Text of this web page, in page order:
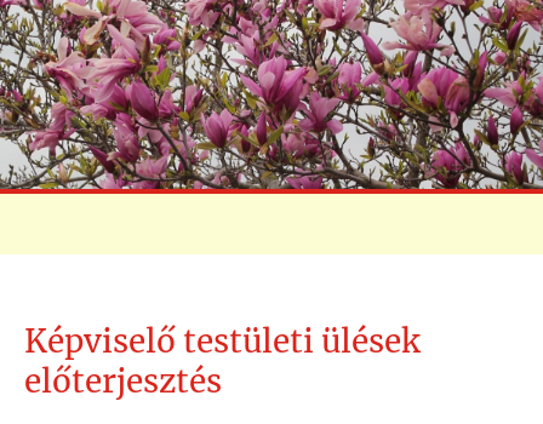
Képviselő testületi ülések
előterjesztés